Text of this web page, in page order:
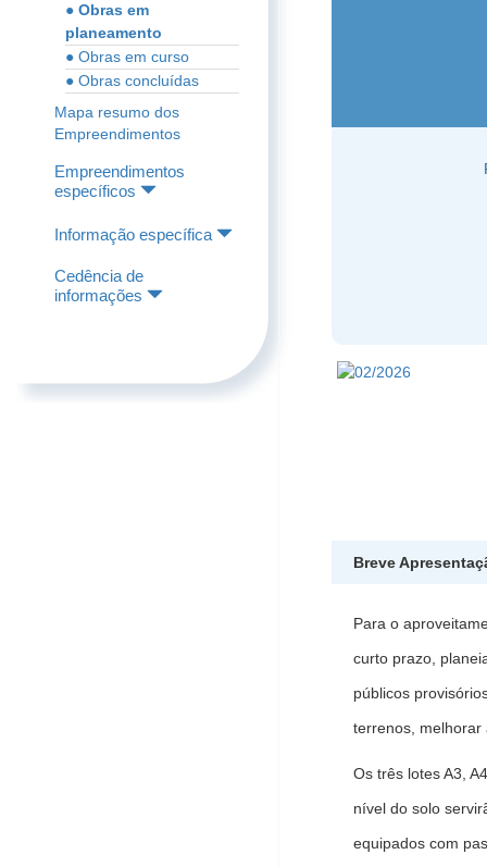
● Obras em
planeamento
● Obras em curso
● Obras concluídas
Mapa resumo dos
Empreendimentos
Empreendimentos
específicos
Informação específica
Cedência de
informações
Breve
Para o
curto prazo,
públicos
terrenos, melhorar
Os três lotes A3,
nível do solo
equipados com